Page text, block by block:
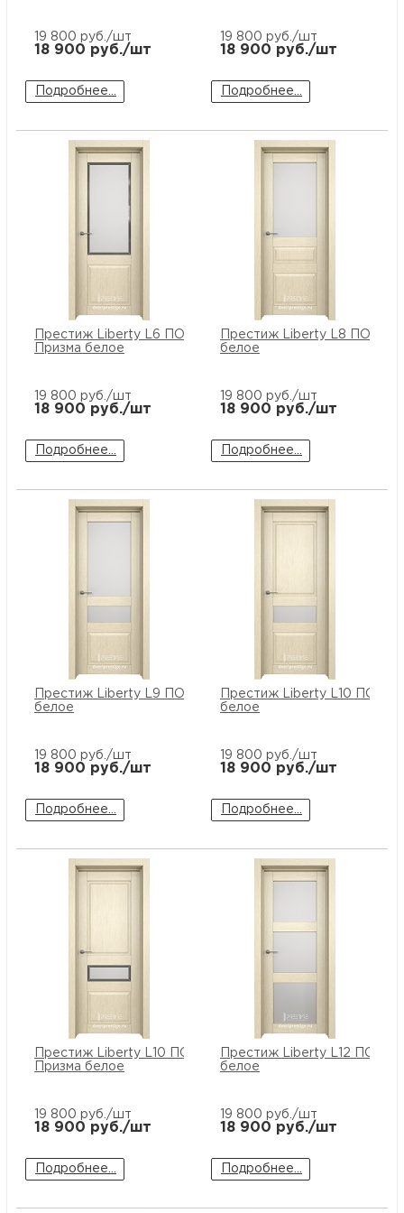
19 800 руб./шт
18 900 руб./шт
Подробнее...
19 800 руб./шт
18 900 руб./шт
Подробнее...
Престиж Liberty L6 ПО стекло
Призма белое
19 800 руб./шт
18 900 руб./шт
Подробнее...
Престиж Liberty L8 ПО
белое
19 800 руб./шт
18 900 руб./шт
Подробнее...
Престиж Liberty L9 ПО стекло
белое
19 800 руб./шт
18 900 руб./шт
Подробнее...
Престиж Liberty L10 ПО
белое
19 800 руб./шт
18 900 руб./шт
Подробнее...
Престиж Liberty L10 ПО стекло
Призма белое
19 800 руб./шт
18 900 руб./шт
Подробнее...
Престиж Liberty L12 ПО
белое
19 800 руб./шт
18 900 руб./шт
Подробнее...